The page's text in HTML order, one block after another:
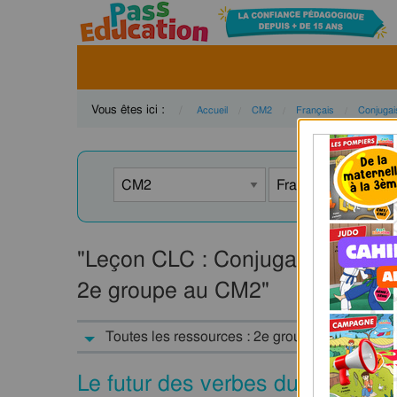
Vous êtes ici : Accueil CM2 Français
"Leçon CLC : Conjugaison du
2e groupe au CM2"
Toutes les ressources : 2e groupe : CM2
Le futur des verbes du 1er et